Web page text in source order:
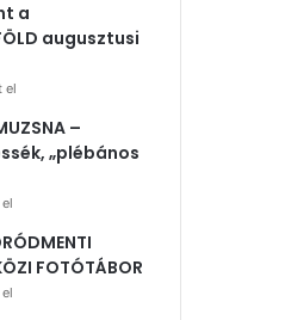
a
augusztusi
el
–
„plébános
FOTÓTÁBOR